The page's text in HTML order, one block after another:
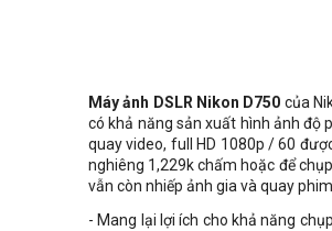
Máy ảnh DSLR Nikon D750 của
có khả năng sản xuất hình ảnh độ
quay video, full HD 1080p / 60
nghiêng 1,229k chấm hoặc để
vẫn còn nhiếp ảnh gia và quay
- Mang lại lợi ích cho khả năng